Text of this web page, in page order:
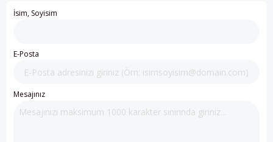
İsim, Soyisim
E-Posta
Mesajınız